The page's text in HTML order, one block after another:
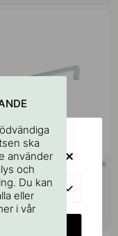
+ LÄNGDER
735 - Krom
ska
använder
och
Du kan
eller
i vår